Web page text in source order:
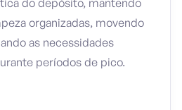
do depósito, mantendo
organizadas, movendo
as necessidades
períodos de pico.